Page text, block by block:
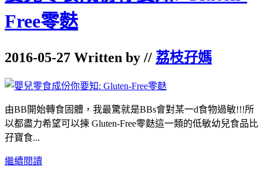
Free零麩
2016-05-27 Written by // 荔枝孖媽
由BB開始轉食固體，我最驚就是BBs會對某一d食物過敏!!!所
以都盡力希望可以揀 Gluten-Free零麩這一類的低敏幼兒食品比
孖寶食...
繼續閱讀